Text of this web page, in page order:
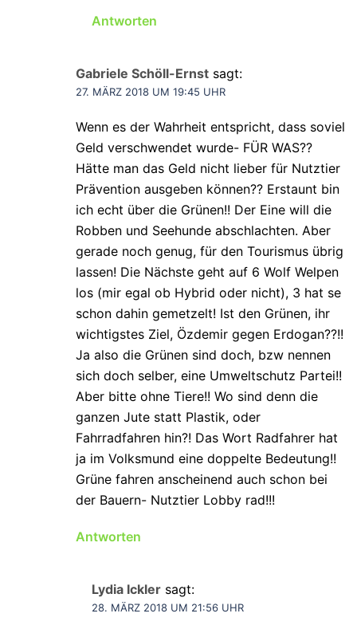
Antworten
Gabriele Schöll-Ernst sagt:
27. MÄRZ 2018 UM 19:45 UHR
Wenn es der Wahrheit entspricht, dass soviel
Geld verschwendet wurde- FÜR WAS??
Hätte man das Geld nicht lieber für Nutztier
Prävention ausgeben können?? Erstaunt bin
ich echt über die Grünen!! Der Eine will die
Robben und Seehunde abschlachten. Aber
gerade noch genug, für den Tourismus übrig
lassen! Die Nächste geht auf 6 Wolf Welpen
los (mir egal ob Hybrid oder nicht), 3 hat se
schon dahin gemetzelt! Ist den Grünen, ihr
wichtigstes Ziel, Özdemir gegen Erdogan??!!
Ja also die Grünen sind doch, bzw nennen
sich doch selber, eine Umweltschutz Partei!!
Aber bitte ohne Tiere!! Wo sind denn die
ganzen Jute statt Plastik, oder
Fahrradfahren hin?! Das Wort Radfahrer hat
ja im Volksmund eine doppelte Bedeutung!!
Grüne fahren anscheinend auch schon bei
der Bauern- Nutztier Lobby rad!!!
Antworten
Lydia Ickler sagt:
28. MÄRZ 2018 UM 21:56 UHR